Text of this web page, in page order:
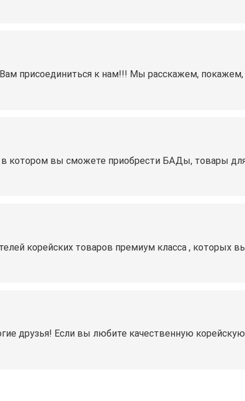
присоединиться к нам!!! Мы расскажем,
в котором вы сможете приобрести БАДы, товары
корейских товаров премиум класса , которых
друзья! Если вы любите качественную